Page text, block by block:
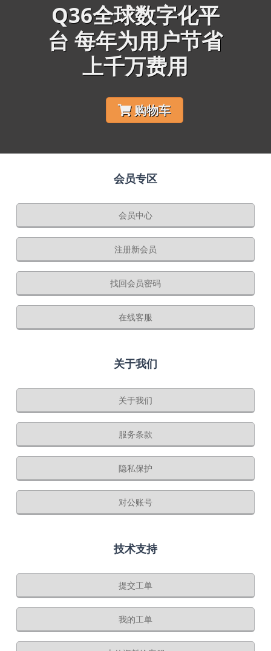
Q36全球数字化平
台 每年为用户节省
上千万费用
购物车
会员专区
会员中心
注册新会员
找回会员密码
在线客服
关于我们
关于我们
服务条款
隐私保护
对公账号
技术支持
提交工单
我的工单